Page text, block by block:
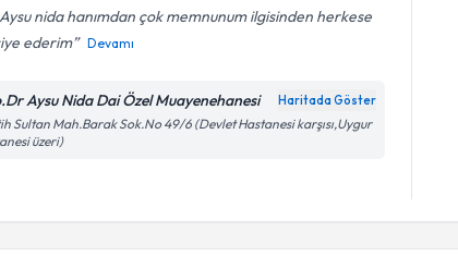
nida hanımdan çok memnunum ilgisinden herkese
ederim
Devamı
Aysu Nida Dai Özel Muayenehanesi Haritada Göster
Sultan Mah.Barak Sok.No 49/6 (Devlet Hastanesi karşısı,Uygur
üzeri)